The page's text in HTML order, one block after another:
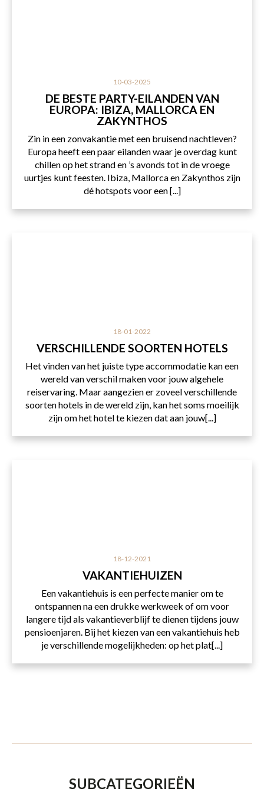
10-03-2025
DE BESTE PARTY-EILANDEN VAN
EUROPA: IBIZA, MALLORCA EN
ZAKYNTHOS
Zin in een zonvakantie met een bruisend nachtleven?
Europa heeft een paar eilanden waar je overdag kunt
chillen op het strand en ’s avonds tot in de vroege
uurtjes kunt feesten. Ibiza, Mallorca en Zakynthos zijn
dé hotspots voor een [...]
18-01-2022
VERSCHILLENDE SOORTEN HOTELS
Het vinden van het juiste type accommodatie kan een
wereld van verschil maken voor jouw algehele
reiservaring. Maar aangezien er zoveel verschillende
soorten hotels in de wereld zijn, kan het soms moeilijk
zijn om het hotel te kiezen dat aan jouw[...]
18-12-2021
VAKANTIEHUIZEN
Een vakantiehuis is een perfecte manier om te
ontspannen na een drukke werkweek of om voor
langere tijd als vakantieverblijf te dienen tijdens jouw
pensioenjaren. Bij het kiezen van een vakantiehuis heb
je verschillende mogelijkheden: op het plat[...]
SUBCATEGORIEËN